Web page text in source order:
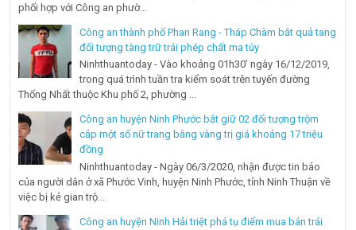
phối hợp với Công an phườ...
Công an thành phố Phan Rang - Tháp Chàm bắt quả tang
đối tượng tàng trữ trái phép chất ma túy
Ninhthuantoday - Vào khoảng 01h30’ ngày 16/12/2019,
trong quá trình tuần tra kiểm soát trên tuyến đường
Thống Nhất thuộc Khu phố 2, phường ...
Công an huyện Ninh Phước bắt giữ 02 đối tượng trộm
cắp một số nữ trang bằng vàng trị giá khoảng 17 triệu
đồng
Ninhthuantoday - Ngày 06/3/2020, nhận được tin báo
của người dân ở xã Phước Vinh, huyện Ninh Phước, tỉnh Ninh Thuận về
việc bị kẻ gian trộ...
Công an huyện Ninh Hải triệt phá tụ điểm mua bán trái